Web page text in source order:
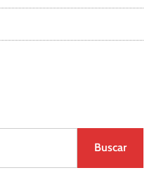
Buscar